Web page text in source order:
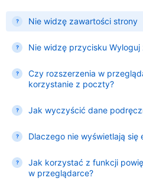
Nie widzę zawartości strony
Nie widzę przycisku Wyloguj
Czy rozszerzenia w
korzystanie z poczty?
Jak wyczyścić dane
Dlaczego nie wyświetlają się
Jak korzystać z funkcji
w przeglądarce?